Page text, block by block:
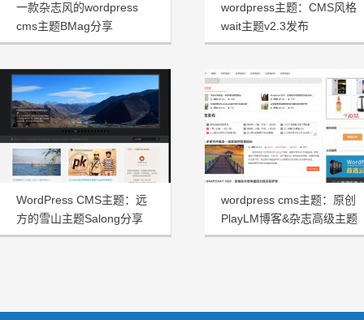
一款杂志风的wordpress
cms主题BMag分享
wordpress主题：CMS风格
wait主题v2.3发布
WordPress CMS主题：远
方的雪山主题Salong分享
wordpress cms主题：原创
PlayLM博客&杂志高级主题